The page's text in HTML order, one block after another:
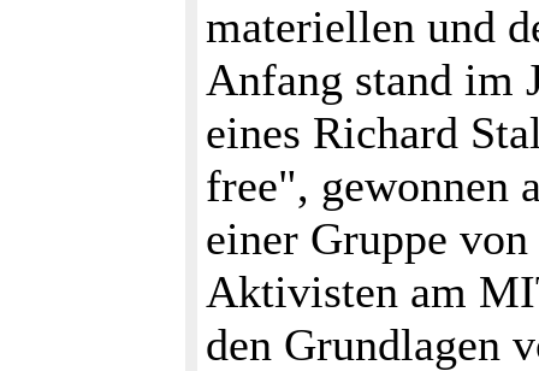
materiellen und
Anfang stand im
eines Richard
free", gewonnen
einer Gruppe
Aktivisten am
den Grundlagen